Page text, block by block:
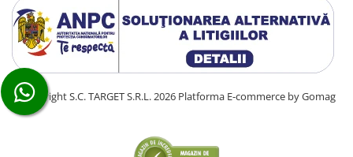
©Copyright S.C. TARGET S.R.L. 2026 Platforma E-commerce by Gomag